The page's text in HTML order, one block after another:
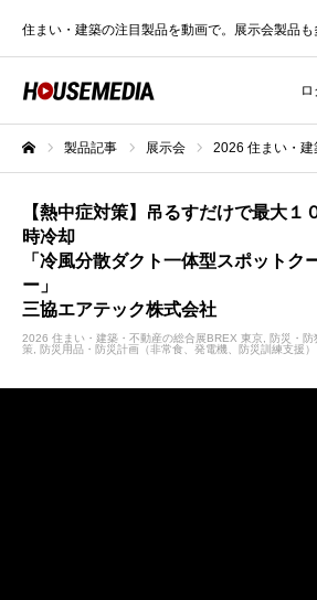
住まい・建築の注目製品を動画で。展示会製品も
製品記事 展示会 2026 住まい・建築
【熱中症対策】吊るすだけで最大１
時冷却
「冷風分散ダクト一体型スポットク
ー」
三協エアテック株式会社
2026 住まい・建築・不動産の総合展BREX 東京
防災・防
策
防災用品・防災計画（非常食、発電機、防災訓練支援）